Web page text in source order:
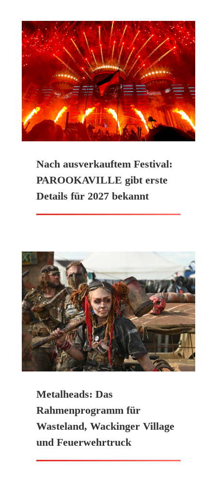
Nach ausverkauftem Festival:
PAROOKAVILLE gibt erste
Details für 2027 bekannt
Metalheads: Das
Rahmenprogramm für
Wasteland, Wackinger Village
und Feuerwehrtruck